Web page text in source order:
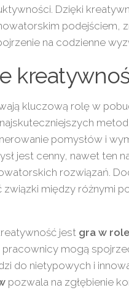
Dzięki
podejściem,
na codzienne
kluczową rolę w
pomysłów i
jest cenny, nawet ten
rozwiązań.
między różnymi
jest gra w role
mogą
do nietypowych i
pozwala na zgłębienie